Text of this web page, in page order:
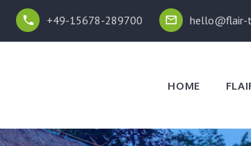
+49-15678-289700 hello@flair-
HOME